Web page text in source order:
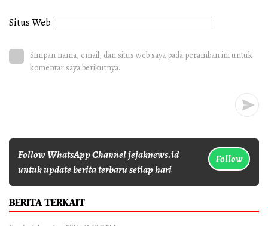
Situs Web
Simpan nama, email, dan situs web saya pada peramban ini untuk
komentar saya berikutnya.
Follow WhatsApp Channel jejaknews.id
untuk update berita terbaru setiap hari
Follow
BERITA TERKAIT